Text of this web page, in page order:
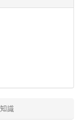
識